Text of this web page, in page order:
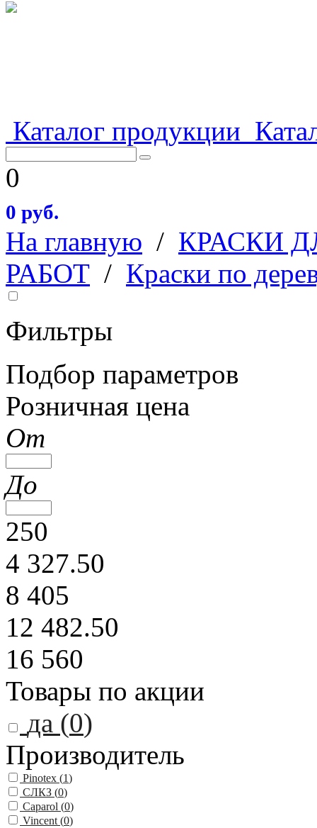
Каталог продукции
0
0 руб.
На главную / КРАСКИ
РАБОТ / Краски по
Фильтры
Подбор параметров
Розничная цена
От
До
250
4 327.50
8 405
12 482.50
16 560
Товары по акции
да (0)
Производитель
Pinotex (1)
СЛКЗ (0)
Caparol (0)
Vincent (0)